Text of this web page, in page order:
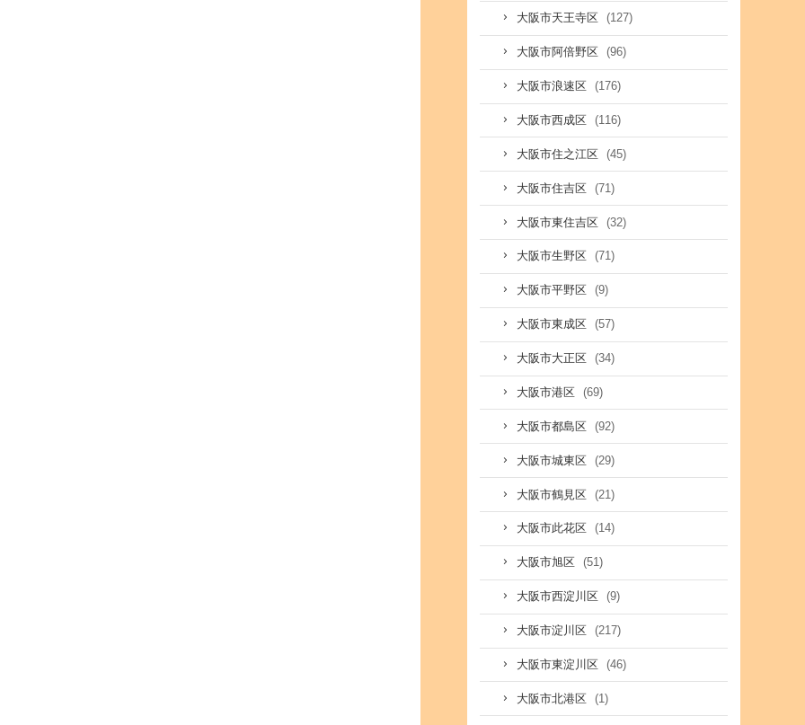
大阪市天王寺区 (127)
大阪市阿倍野区 (96)
大阪市浪速区 (176)
大阪市西成区 (116)
大阪市住之江区 (45)
大阪市住吉区 (71)
大阪市東住吉区 (32)
大阪市生野区 (71)
大阪市平野区 (9)
大阪市東成区 (57)
大阪市大正区 (34)
大阪市港区 (69)
大阪市都島区 (92)
大阪市城東区 (29)
大阪市鶴見区 (21)
大阪市此花区 (14)
大阪市旭区 (51)
大阪市西淀川区 (9)
大阪市淀川区 (217)
大阪市東淀川区 (46)
大阪市北港区 (1)